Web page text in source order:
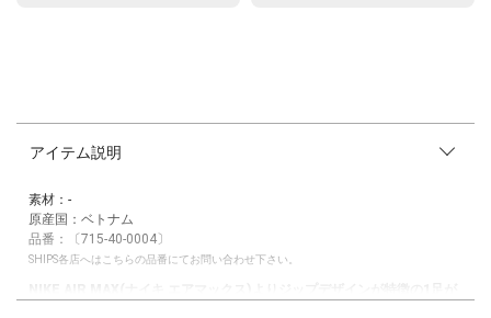
アイテム説明
素材：-
原産国：ベトナム
品番：〔715-40-0004〕
SHIPS各店へはこちらの品番にてお問い合わせ下さい。